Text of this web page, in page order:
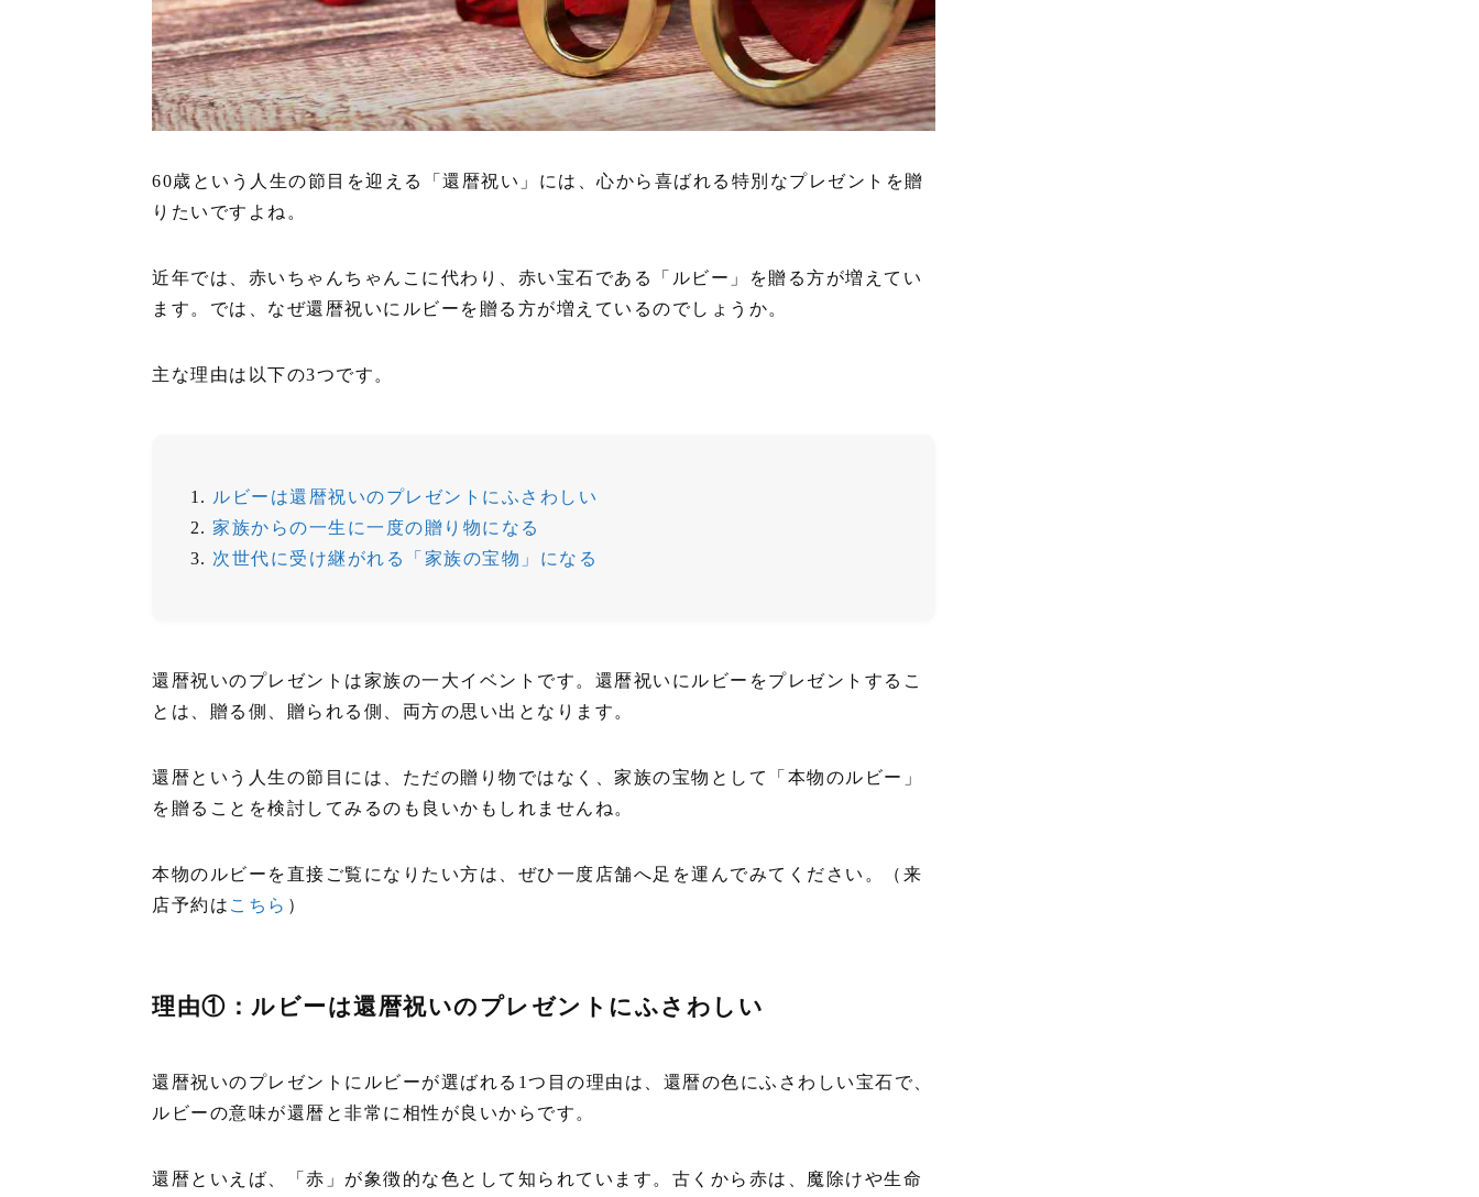
60歳という人生の節目を迎える「還暦祝い」には、心から喜ばれる特別なプレゼントを贈
りたいですよね。
近年では、赤いちゃんちゃんこに代わり、赤い宝石である「ルビー」を贈る方が増えてい
ます。では、なぜ還暦祝いにルビーを贈る方が増えているのでしょうか。
主な理由は以下の3つです。
ルビーは還暦祝いのプレゼントにふさわしい
家族からの一生に一度の贈り物になる
次世代に受け継がれる「家族の宝物」になる
還暦祝いのプレゼントは家族の一大イベントです。還暦祝いにルビーをプレゼントするこ
とは、贈る側、贈られる側、両方の思い出となります。
還暦という人生の節目には、ただの贈り物ではなく、家族の宝物として「本物のルビー」
を贈ることを検討してみるのも良いかもしれませんね。
本物のルビーを直接ご覧になりたい方は、ぜひ一度店舗へ足を運んでみてください。（来
店予約は こちら ）
理由①：ルビーは還暦祝いのプレゼントにふさわしい
還暦祝いのプレゼントにルビーが選ばれる1つ目の理由は、還暦の色にふさわしい宝石で、
ルビーの意味が還暦と非常に相性が良いからです。
還暦といえば、「赤」が象徴的な色として知られています。古くから赤は、魔除けや生命